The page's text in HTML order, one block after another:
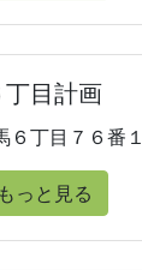
目計画
６丁目７６番１
もっと見る